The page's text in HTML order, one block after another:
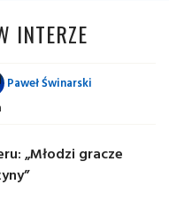
INTERZE
Paweł Świnarski
„Młodzi gracze